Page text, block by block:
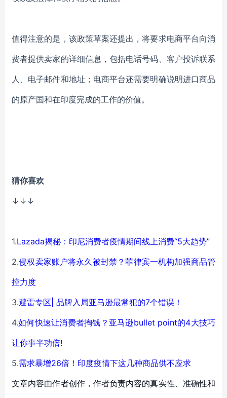
值得注意的是，该政策草案还提出，将要求电商平台向消
费者提供卖家的详细信息，包括电话号码、客户投诉联系
人、电子邮件和地址；电商平台还需要明确说明进口商品
的原产国和在印度完成的工作的价值。
猜你喜欢
↓↓↓
1.Lazada揭秘：印尼消费者疫情期间线上消费“5大趋势”
2.侵权卖家账户将永久被封禁？菲律宾一机构加强商品管
控力度
3.避雷专区| 品牌入局亚马逊最常犯的7个错误！
4.如何快速让消费者掏钱？亚马逊bullet point的4大技巧
让你事半功倍!
5.需求暴增26倍！印度疫情下这几种商品供不应求
文章内容由作者创作，作者负责内容的真实性、准确性和